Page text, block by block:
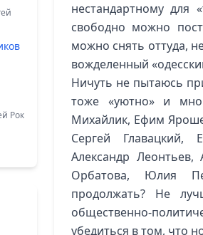
Рок
нестандартному для
свободно можно
можно снять оттуда,
вожделенный
Ничуть не пытаюсь
тоже «уютно» и
Михайлик, Ефим
Сергей Главацкий,
Александр
Орбатова, Юлия
продолжать? Не
общественно-
убедиться в том, что